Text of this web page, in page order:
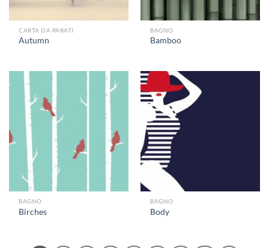
CARTA DA PARATI
Autumn
BAGNO
Bamboo
BAGNO
Birches
BAGNO
Body